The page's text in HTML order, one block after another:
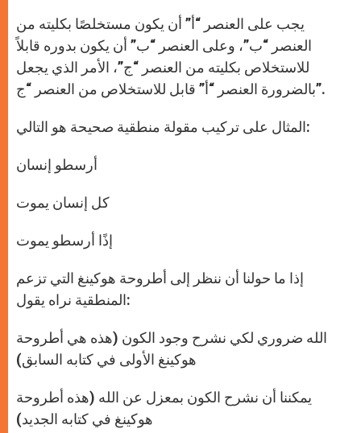
يجب على العنصر “أ” أن يكون مستخلصًا بكليته من
العنصر “ب”، وعلى العنصر “ب” أن يكون بدوره قابلاً
للاستخلاص بكليته من العنصر “ج”، الأمر الذي يجعل
بالضرورة العنصر “أ” قابل للاستخلاص من العنصر “ج”.
المثال على تركيب مقولة منطقية صحيحة هو التالي:
أرسطو إنسان
كل إنسان يموت
إذًا أرسطو يموت
إذا ما حولنا أن ننظر إلى أطروحة هوكينغ التي تزعم
المنطقية نراه يقول:
الله ضروري لكي نشرح وجود الكون (هذه هي أطروحة
هوكينغ الأولى في كتابه السابق)
يمكننا أن نشرح الكون بمعزل عن الله (هذه أطروحة
هوكينغ في كتابه الجديد)